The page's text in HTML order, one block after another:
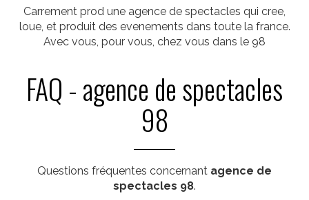
Carrement prod une agence de spectacles qui cree,
loue, et produit des evenements dans toute la france.
Avec vous, pour vous, chez vous dans le 98
FAQ - agence de spectacles
98
Questions fréquentes concernant agence de
spectacles 98.